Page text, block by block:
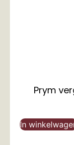
Prym
In